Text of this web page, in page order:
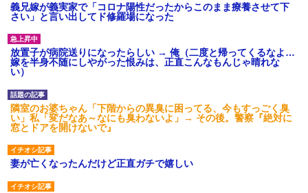
義兄嫁が義実家で「コロナ陽性だったからこのまま療養させて下
さい」と言い出してド修羅場になった
放置子が病院送りになったらしい → 俺（二度と帰ってくるなよ…
嫁を半身不随にしやがった恨みは、正直こんなもんじゃ晴れな
い）
隣室のお婆ちゃん「下階からの異臭に困ってる、今もすっごく臭
い」私「変だなあ～なにも臭わないよ」→ その後。警察『絶対に
窓とドアを開けないで』
妻が亡くなったんだけど正直ガチで嬉しい